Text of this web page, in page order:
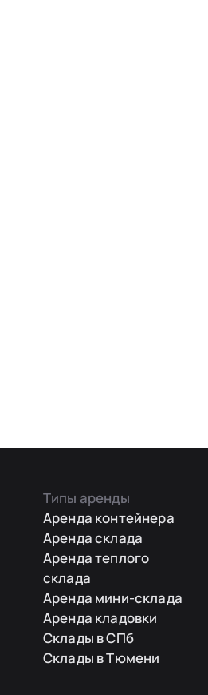
Типы аренды
Аренда контейнера
Аренда склада
Аренда теплого
склада
Аренда мини-склада
Аренда кладовки
Склады в СПб
Склады в Тюмени